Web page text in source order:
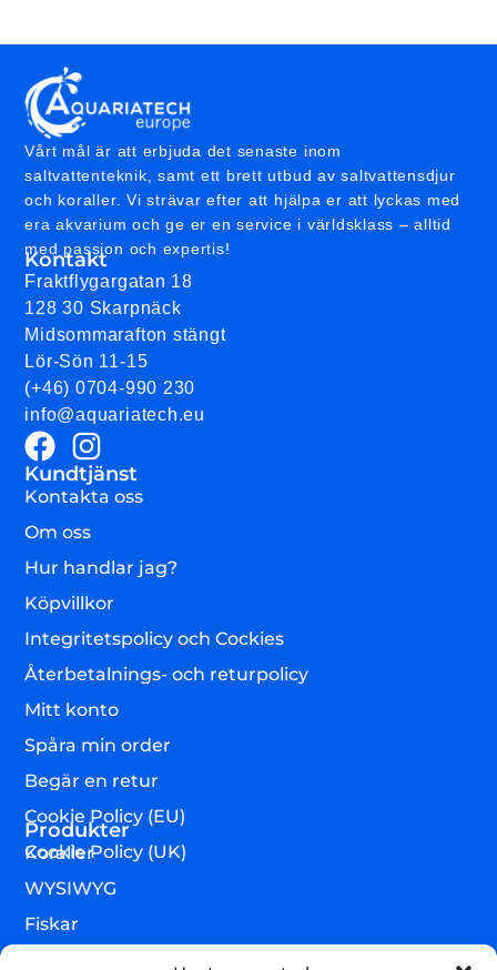
Vårt mål är att erbjuda det senaste inom
saltvattenteknik, samt ett brett utbud av saltvattensdjur
och koraller. Vi strävar efter att hjälpa er att lyckas med
era akvarium och ge er en service i världsklass – alltid
med passion och expertis!
Kontakt
Fraktflygargatan 18
128 30 Skarpnäck
Midsommarafton stängt
Lör-Sön 11-15
(+46) 0704-990 230
info@aquariatech.eu
Kundtjänst
Kontakta oss
Om oss
Hur handlar jag?
Köpvillkor
Integritetspolicy och Cockies
Återbetalnings- och returpolicy
Mitt konto
Spåra min order
Begär en retur
Cookie Policy (EU)
Cookie Policy (UK)
Produkter
Koraller
WYSIWYG
Fiskar